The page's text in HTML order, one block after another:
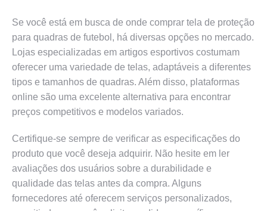
Se você está em busca de onde comprar tela de proteção
para quadras de futebol, há diversas opções no mercado.
Lojas especializadas em artigos esportivos costumam
oferecer uma variedade de telas, adaptáveis a diferentes
tipos e tamanhos de quadras. Além disso, plataformas
online são uma excelente alternativa para encontrar
preços competitivos e modelos variados.
Certifique-se sempre de verificar as especificações do
produto que você deseja adquirir. Não hesite em ler
avaliações dos usuários sobre a durabilidade e
qualidade das telas antes da compra. Alguns
fornecedores até oferecem serviços personalizados,